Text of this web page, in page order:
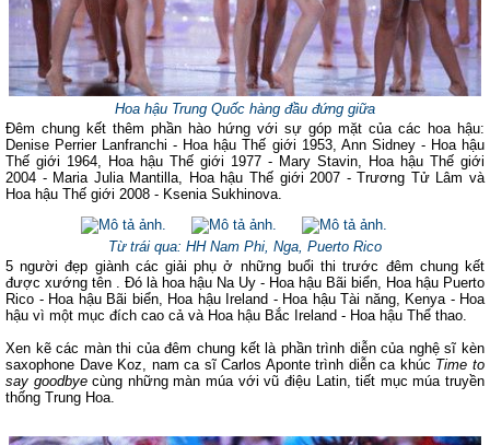
Hoa hậu Trung Quốc hàng đầu đứng giữa
Đêm chung kết thêm phần hào hứng với sự góp mặt của các hoa hậu:
Denise Perrier Lanfranchi - Hoa hậu Thế giới 1953, Ann Sidney - Hoa hậu
Thế giới 1964, Hoa hậu Thế giới 1977 - Mary Stavin, Hoa hậu Thế giới
2004 - Maria Julia Mantilla, Hoa hậu Thế giới 2007 - Trương Tử Lâm và
Hoa hậu Thế giới 2008 - Ksenia Sukhinova.
Từ trái qua: HH Nam Phi, Nga, Puerto Rico
5 người đẹp giành các giải phụ ở những buổi thi trước đêm chung kết
được xướng tên . Đó là hoa hậu Na Uy - Hoa hậu Bãi biển, Hoa hậu Puerto
Rico - Hoa hậu Bãi biển, Hoa hậu Ireland - Hoa hậu Tài năng, Kenya - Hoa
hậu vì một mục đích cao cả và Hoa hậu Bắc Ireland - Hoa hậu Thể thao.
Xen kẽ các màn thi của đêm chung kết là phần trình diễn của nghệ sĩ kèn
saxophone Dave Koz, nam ca sĩ Carlos Aponte trình diễn ca khúc Time to
say goodbyecùng những màn múa với vũ điệu Latin, tiết mục múa truyền
thống Trung Hoa.